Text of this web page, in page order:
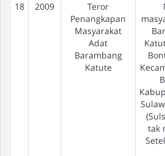
18
2009
Teror
Penangkapan
Masyarakat
Adat
Barambang
Katute
tak